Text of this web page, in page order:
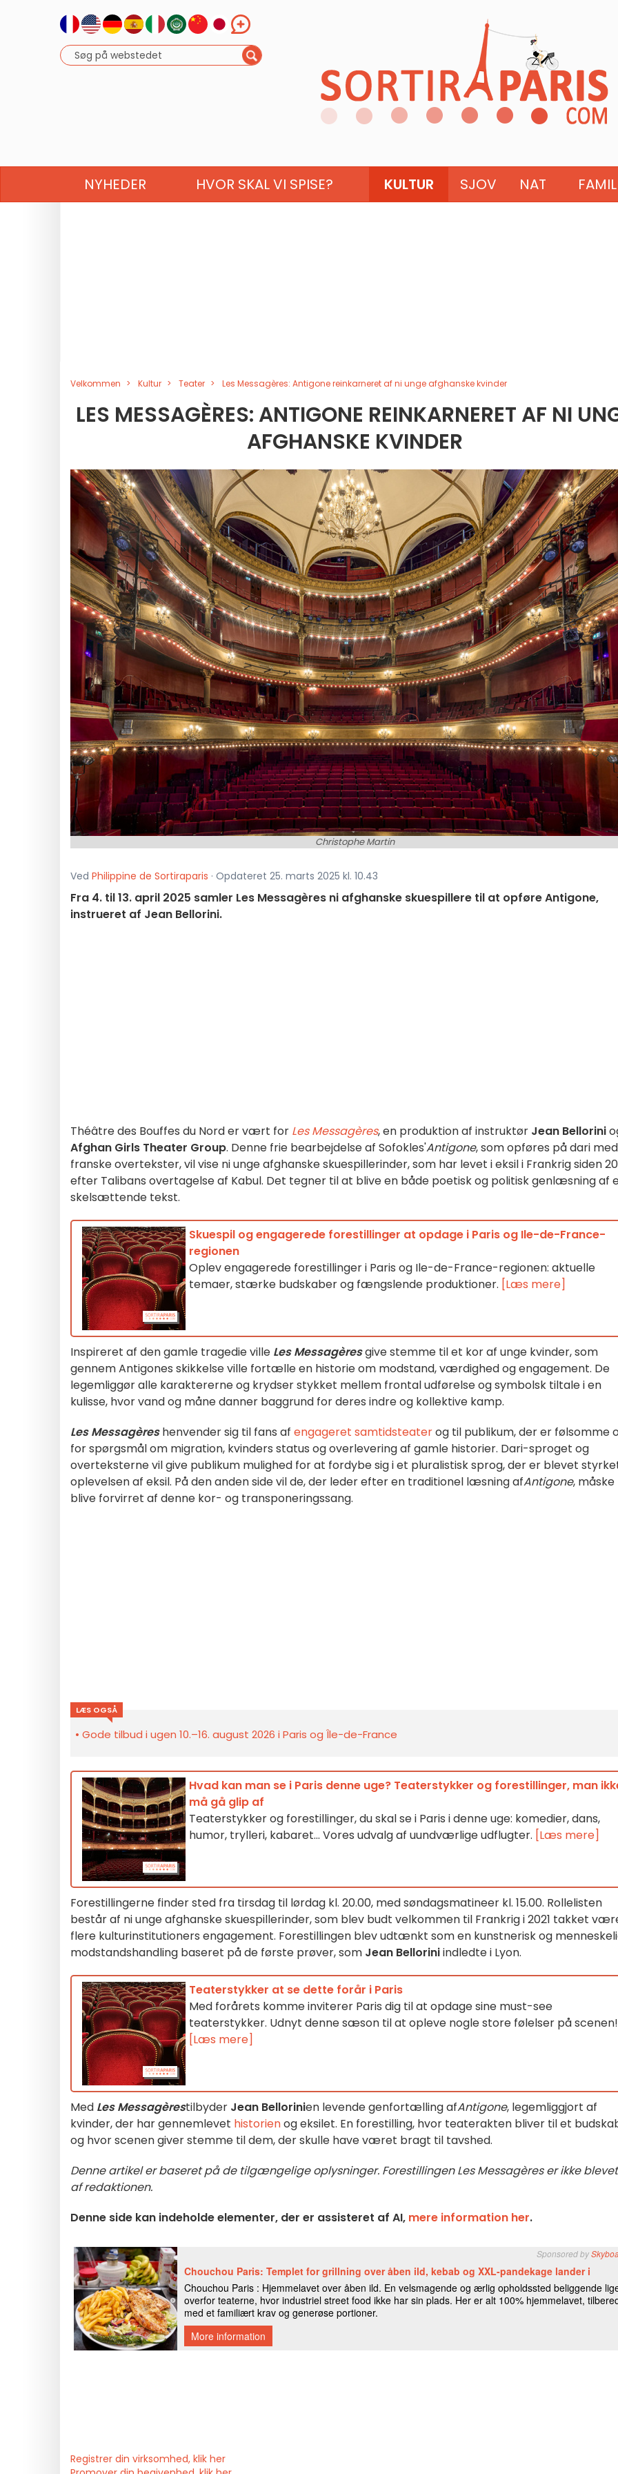
NYHEDER HVOR SKAL VI SPISE? KULTUR SJOV NAT
Velkommen Kultur Teater Les Messagères: Antigone reinkarneret af ni unge afghanske kvinder
LES MESSAGÈRES: ANTIGONE REINKARNERET AF NI
AFGHANSKE KVINDER
Christophe Martin
Ved Philippine de Sortiraparis · Opdateret 25. marts 2025 kl. 10.43
Fra 4. til 13. april 2025 samler Les Messagères ni afghanske skuespillere til at opføre Antigone,
instrueret af Jean Bellorini.
Théâtre des Bouffes du Nord er vært for Les Messagères, en produktion af instruktør Jean Bellorini
Afghan Girls Theater Group. Denne frie bearbejdelse af Sofokles'Antigone, som opføres på dari med
franske overtekster, vil vise ni unge afghanske skuespillerinder, som har levet i eksil i Frankrig siden
efter Talibans overtagelse af Kabul. Det tegner til at blive en både poetisk og politisk genlæsning af
skelsættende tekst.
Skuespil og engagerede forestillinger at opdage i Paris og Ile-de-France-
regionen
Oplev engagerede forestillinger i Paris og Ile-de-France-regionen: aktuelle
temaer, stærke budskaber og fængslende produktioner. [Læs mere]
Inspireret af den gamle tragedie ville Les Messagèresgive stemme til et kor af unge kvinder, som
gennem Antigones skikkelse ville fortælle en historie om modstand, værdighed og engagement. De
legemliggør alle karaktererne og krydser stykket mellem frontal udførelse og symbolsk tiltale i en
kulisse, hvor vand og måne danner baggrund for deres indre og kollektive kamp.
Les Messagèreshenvender sig til fans af engageret samtidsteaterog til publikum, der er følsomme
for spørgsmål om migration, kvinders status og overlevering af gamle historier. Dari-sproget og
overteksterne vil give publikum mulighed for at fordybe sig i et pluralistisk sprog, der er blevet
oplevelsen af eksil. På den anden side vil de, der leder efter en traditionel læsning afAntigone, måske
blive forvirret af denne kor- og transponeringssang.
LÆS OGSÅ
Gode tilbud i ugen 10.–16. august 2026 i Paris og Île-de-France
Hvad kan man se i Paris denne uge? Teaterstykker og forestillinger, man
må gå glip af
Teaterstykker og forestillinger, du skal se i Paris i denne uge: komedier, dans,
humor, trylleri, kabaret... Vores udvalg af uundværlige udflugter. [Læs mere]
Forestillingerne finder sted fra tirsdag til lørdag kl. 20.00, med søndagsmatineer kl. 15.00. Rollelisten
består af ni unge afghanske skuespillerinder, som blev budt velkommen til Frankrig i 2021 takket
flere kulturinstitutioners engagement. Forestillingen blev udtænkt som en kunstnerisk og
modstandshandling baseret på de første prøver, som Jean Belloriniindledte i Lyon.
Teaterstykker at se dette forår i Paris
Med forårets komme inviterer Paris dig til at opdage sine must-see
teaterstykker. Udnyt denne sæson til at opleve nogle store følelser på scenen!
[Læs mere]
Med Les Messagèrestilbyder Jean Bellorinien levende genfortælling afAntigone, legemliggjort af
kvinder, der har gennemlevet historienog eksilet. En forestilling, hvor teaterakten bliver til et
og hvor scenen giver stemme til dem, der skulle have været bragt til tavshed.
Denne artikel er baseret på de tilgængelige oplysninger. Forestillingen Les Messagères er ikke
af redaktionen.
Denne side kan indeholde elementer, der er assisteret af AI, mere information her.
Registrer din virksomhed, klik her